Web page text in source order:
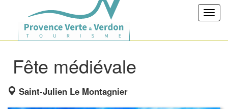
Fête médiévale
Saint-Julien Le Montagnier